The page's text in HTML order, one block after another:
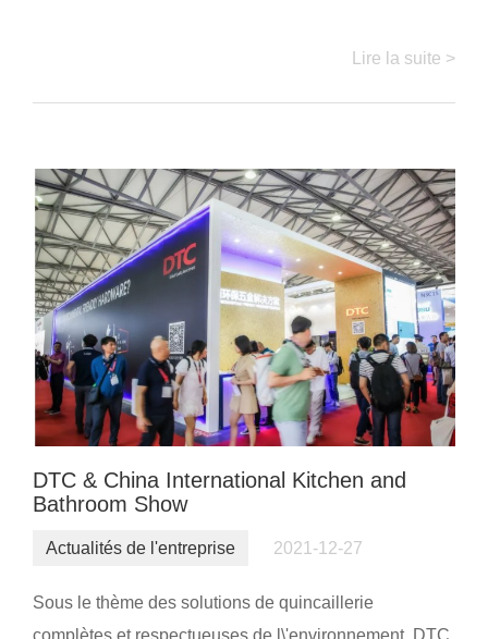
Lire la suite >
DTC & China International Kitchen and
Bathroom Show
Actualités de l'entreprise 2021-12-27
Sous le thème des solutions de quincaillerie
complètes et respectueuses de l\'environnement, DTC